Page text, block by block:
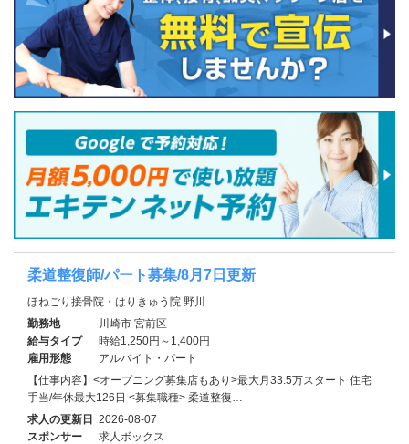
柔道整復師/パート募集/8月7日更新
ほねごり接骨院・はりきゅう院 野川
勤務地
川崎市 宮前区
給与タイプ
時給1,250円～1,400円
雇用形態
アルバイト・パート
【仕事内容】<オープニング募集店もあり>最大月33.5万スタート 住宅
手当/年休最大126日 <募集職種> 柔道整復…
求人の更新日 2026-08-07
スポンサー
求人ボックス